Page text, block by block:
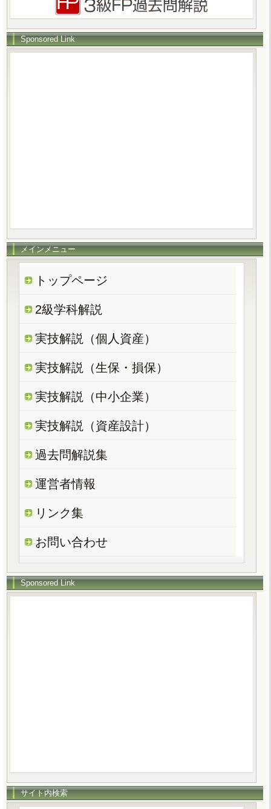
Sponsored Link
メインメニュー
トップページ
2級学科解説
実技解説（個人資産）
実技解説（生保・損保）
実技解説（中小企業）
実技解説（資産設計）
過去問解説集
運営者情報
リンク集
お問い合わせ
Sponsored Link
サイト内検索